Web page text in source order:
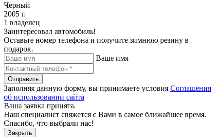
Черный
2005 г.
1 владелец
Заинтересовал автомобиль!
Оставьте номер телефона и получите зимнюю резину в
подарок.
Ваше имя
Отправить
Заполняя данную форму, вы принимаете условия Соглашения
об использовании сайта
Ваша заявка принята.
Наш специалист свяжется с Вами в самое ближайшее время.
Спасибо, что выбрали нас!
Закрыть